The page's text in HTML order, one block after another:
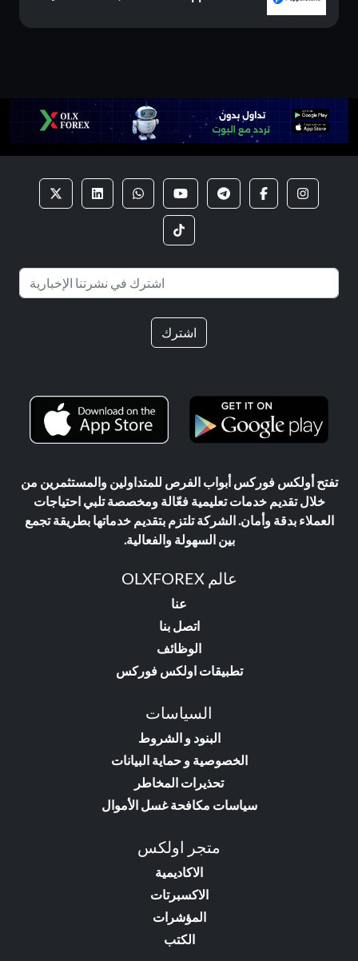
اشترك
تفتح أولكس فوركس أبواب الفرص للمتداولين والمستثمرين من
خلال تقديم خدمات تعليمية فعّالة ومخصصة تلبي احتياجات
العملاء بدقة وأمان. الشركة تلتزم بتقديم خدماتها بطريقة تجمع
بين السهولة والفعالية.
عالم OLXFOREX
عنا
اتصل بنا
الوظائف
تطبيقات اولكس فوركس
السياسات
البنود و الشروط
الخصوصية و حماية البيانات
تحذيرات المخاطر
سياسات مكافحة غسل الأموال
متجر اولكس
الاكاديمية
الاكسبرتات
المؤشرات
الكتب